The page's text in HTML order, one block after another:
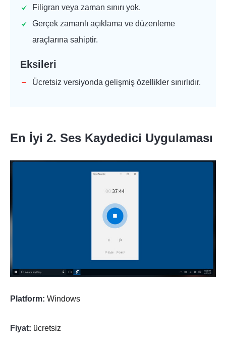
Filigran veya zaman sınırı yok.
Gerçek zamanlı açıklama ve düzenleme
araçlarına sahiptir.
Eksileri
Ücretsiz versiyonda gelişmiş özellikler sınırlıdır.
En İyi 2. Ses Kaydedici Uygulaması
Platform: Windows
Fiyat: ücretsiz